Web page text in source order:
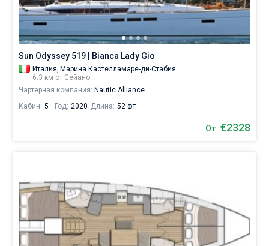
Sun Odyssey 519 | Bianca Lady Gio
Италия, Марина Кастелламаре-ди-Стабия
6.3 км от Сейано
Чартерная компания: Nautic Alliance
Кабин: 5 Год: 2020 Длина: 52 фт
От €2328